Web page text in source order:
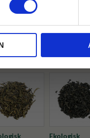
teprov i varje
alla produkter från Tehuset
Ekologisk